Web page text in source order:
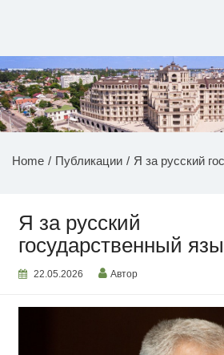
НОВОСТИ
Home Публикации Я за русский
Я за русский
государственный
22.05.2026 Автор